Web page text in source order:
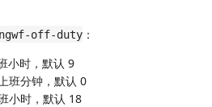
off-duty ：
小时，默认 9
分钟，默认 0
小时，默认 18